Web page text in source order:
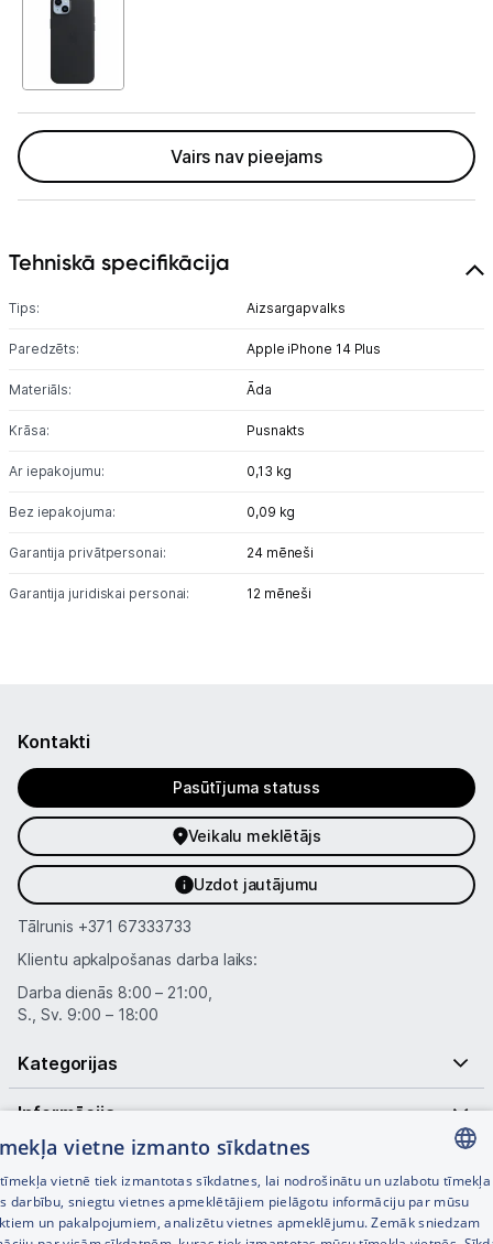
Auto telefona turētāji
Lādētāji, kabeļi un adapteri
Planšetdatori un aksesuāri
Stacionārie un bezvadu telefoni
Skaistumkopšana
Sports un atpūta
Blogs
Piegāde un apmaksa
Tehnikas izvešana
Uzņēmumiem
Tet pakalpojumi
Kontakti
Informācija
Vairs nav pieejams
Tehniskā specifikācija
Tips: Aizsargapvalks
Paredzēts: Apple iPhone 14 Plus
Materiāls: Āda
Krāsa: Pusnakts
Ar iepakojumu: 0,13 kg
Bez iepakojuma: 0,09 kg
Garantija privātpersonai: 24 mēneši
Garantija juridiskai personai: 12 mēneši
Kontakti
Pasūtījuma statuss
Veikalu meklētājs
Uzdot jautājumu
Tālrunis +371 67333733
Klientu apkalpošanas darba laiks:
Darba dienās 8:00 – 21:00,
S., Sv. 9:00 – 18:00
Kategorijas
Informācija
Noderīgas saites
LATVIAN
RUSSIAN
vietne izmanto sīkdatnes
vietnē tiek izmantotas sīkdatnes, lai nodrošinātu un uzlabotu tīmekļa
darbību, sniegtu vietnes apmeklētājiem pielāgotu informāciju par mūsu
un pakalpojumiem, analizētu vietnes apmeklējumu. Zemāk sniedzam